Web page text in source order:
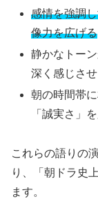
感情を強調
像力を広げる
静かなトー
深く感じさ
朝の時間帯
「誠実さ」
これらの語りの演
り、「朝ドラ史
ます。